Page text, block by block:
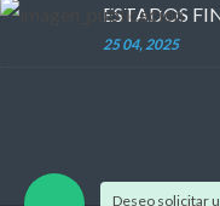
ESTADOS
25 04, 2025
Deseo solicitar